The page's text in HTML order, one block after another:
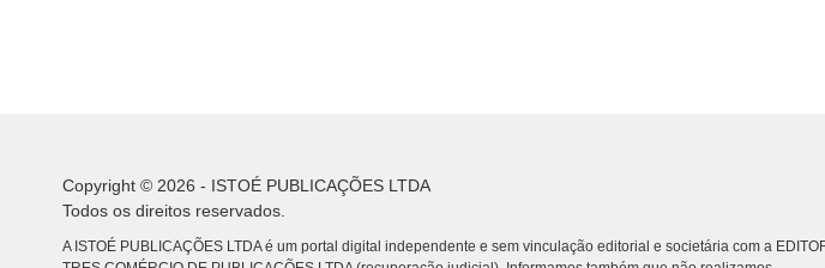
Copyright © 2026 - ISTOÉ PUBLICAÇÕES LTDA
Todos os direitos reservados.
A ISTOÉ PUBLICAÇÕES LTDA é um portal digital independente e sem vinculação editorial e societária com a